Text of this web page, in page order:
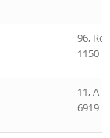
96,
1150
11, A
6919